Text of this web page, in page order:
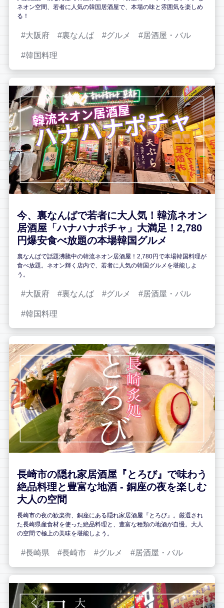
ネオン空間、若者に人気の韓国居酒屋で、本場の味と雰囲気を楽しめ
る！
大阪府 裏なんば グルメ 居酒屋・バル
韓国料理
今、裏なんばで若者に大人気！韓流ネオン
居酒屋「ハナハナポチャ」大満足！2,780
円爆安食べ放題の本場韓国グルメ
裏なんばで話題沸騰中の韓流ネオン居酒屋！2,780円で本場韓国料理が
食べ放題。ネオン輝く店内で、若者に人気の韓国グルメを堪能しよ
う。
大阪府 裏なんば グルメ 居酒屋・バル
韓国料理
長崎市の隠れ家居酒屋『とろび』で味わう
絶品料理と豊富な地酒 - 銅座の夜を楽しむ
大人の空間
長崎市の夜の歓楽街、銅座にある隠れ家居酒屋『とろび』。厳選され
た長崎県産食材を使った絶品料理と、豊富な種類の地酒が自慢。大人
の空間で極上の美味を堪能しよう。
長崎県 長崎市 グルメ 居酒屋・バル